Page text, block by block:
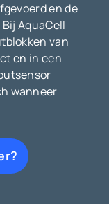
en de
AquaCell
van
en in een
wanneer